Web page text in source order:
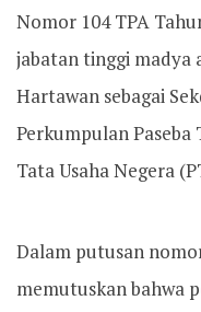
Nomor 104 TPA
jabatan tinggi madya
Hartawan sebagai
Perkumpulan Paseba
Tata Usaha Negera
Dalam putusan
memutuskan bahwa